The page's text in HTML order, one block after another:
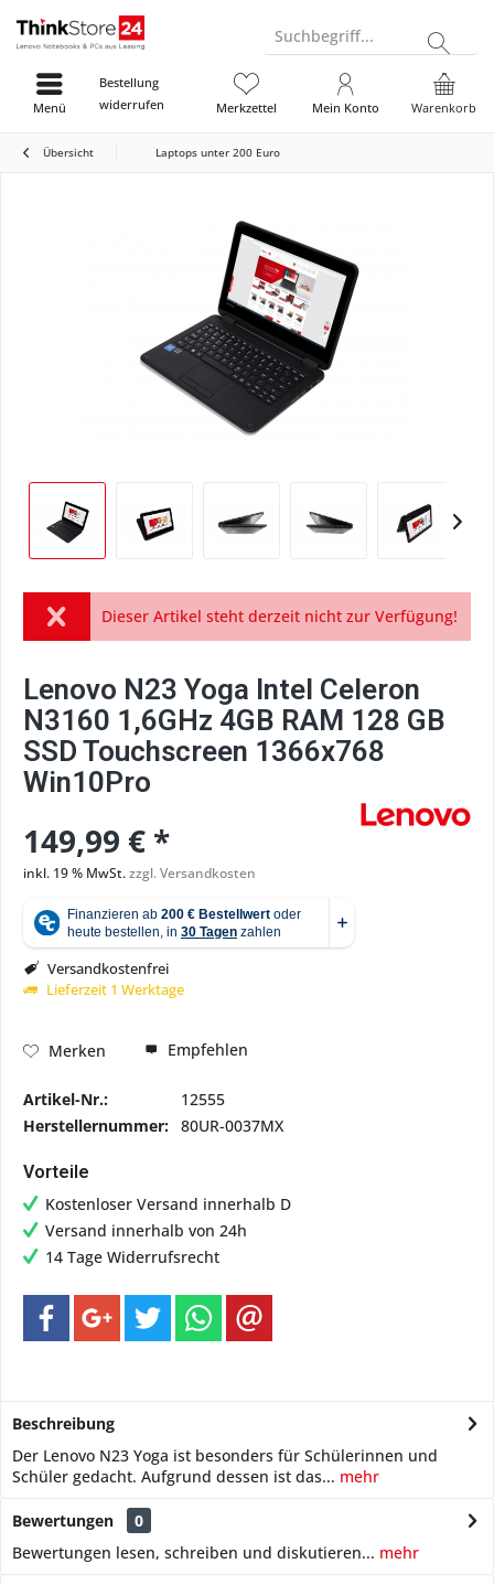
Suchbegriff...
Bestellung
widerrufen
Warenkorb
Merkzettel Mein Konto
Menü
Übersicht Laptops unter 200 Euro
Dieser Artikel steht derzeit nicht zur Verfügung!
Lenovo N23 Yoga Intel Celeron
N3160 1,6GHz 4GB RAM 128 GB
SSD Touchscreen 1366x768
Win10Pro
149,99 € *
inkl. 19 % MwSt.zzgl. Versandkosten
Versandkostenfrei
Lieferzeit 1 Werktage
Merken Empfehlen
Artikel-Nr.:
12555
Herstellernummer: 80UR-0037MX
Vorteile
Kostenloser Versand innerhalb D
Versand innerhalb von 24h
14 Tage Widerrufsrecht
Beschreibung
Der Lenovo N23 Yoga ist besonders für Schülerinnen und
Schüler gedacht. Aufgrund dessen ist das... mehr
Bewertungen
0
Bewertungen lesen, schreiben und diskutieren... mehr